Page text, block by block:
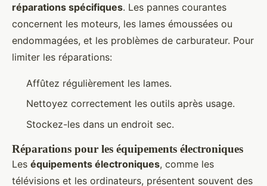
réparations spécifiques. Les pannes courantes
concernent les moteurs, les lames émoussées ou
endommagées, et les problèmes de carburateur. Pour
limiter les réparations:
Affûtez régulièrement les lames.
Nettoyez correctement les outils après usage.
Stockez-les dans un endroit sec.
Réparations pour les équipements électroniques
Les équipements électroniques, comme les
télévisions et les ordinateurs, présentent souvent des